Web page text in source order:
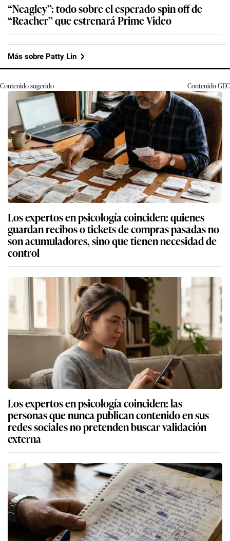
“Neagley”: todo sobre el esperado spin off de
“Reacher” que estrenará Prime Video
Más sobre Patty Lin
Contenido sugerido ContenidoGEC
Los expertos en psicología coinciden: quienes
guardan recibos o tickets de compras pasadas no
son acumuladores, sino que tienen necesidad de
control
Los expertos en psicología coinciden: las
personas que nunca publican contenido en sus
redes sociales no pretenden buscar validación
externa